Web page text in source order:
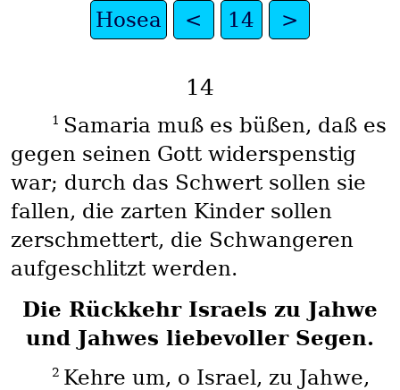
Hosea < 14 >
14
1 Samaria muß es büßen, daß es
gegen seinen Gott widerspenstig
war; durch das Schwert sollen sie
fallen, die zarten Kinder sollen
zerschmettert, die Schwangeren
aufgeschlitzt werden.
Die Rückkehr Israels zu Jahwe
und Jahwes liebevoller Segen.
2 Kehre um, o Israel, zu Jahwe,